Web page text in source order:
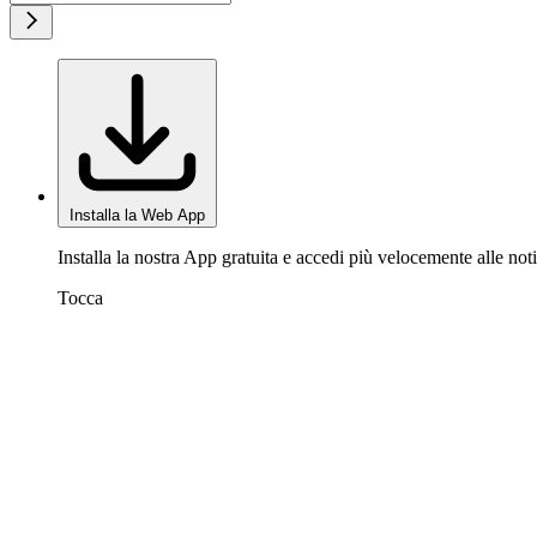
Installa la Web App
Installa la nostra App gratuita e accedi più velocemente alle
Tocca